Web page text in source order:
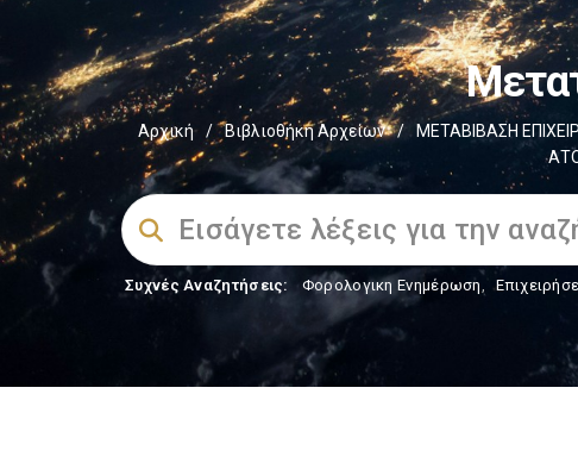
Αρχική / Βιβλιοθήκη Αρχείων / ΜΕΤΑΒΙΒΑΣΗ
Συχνές Αναζητήσεις: Φορολογικη Ενημέρωση,